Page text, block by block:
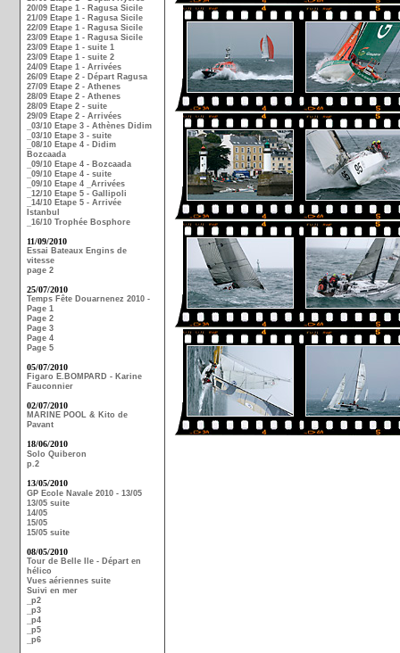
20/09 Etape 1 - Ragusa Sicile
21/09 Etape 1 - Ragusa Sicile
22/09 Etape 1 - Ragusa Sicile
23/09 Etape 1 - Ragusa Sicile
23/09 Etape 1 - suite 1
23/09 Etape 1 - suite 2
24/09 Etape 1 - Arrivées
26/09 Etape 2 - Départ Ragusa
27/09 Etape 2 - Athenes
28/09 Etape 2 - Athenes
28/09 Etape 2 - suite
29/09 Etape 2 - Arrivées
_03/10 Etape 3 - Athènes Didim
_03/10 Etape 3 - suite
_08/10 Etape 4 - Didim
Bozcaada
_09/10 Etape 4 - Bozcaada
_09/10 Etape 4 - suite
_09/10 Etape 4 _Arrivées
_12/10 Etape 5 - Gallipoli
_14/10 Etape 5 - Arrivée
Istanbul
_16/10 Trophée Bosphore
11/09/2010
Essai Bateaux Engins de
vitesse
page 2
25/07/2010
Temps Fête Douarnenez 2010 -
Page 1
Page 2
Page 3
Page 4
Page 5
05/07/2010
Figaro E.BOMPARD - Karine
Fauconnier
02/07/2010
MARINE POOL & Kito de
Pavant
18/06/2010
Solo Quiberon
p.2
13/05/2010
GP Ecole Navale 2010 - 13/05
13/05 suite
14/05
15/05
15/05 suite
08/05/2010
Tour de Belle Ile - Départ en
hélico
Vues aériennes suite
Suivi en mer
_p2
_p3
_p4
_p5
_p6